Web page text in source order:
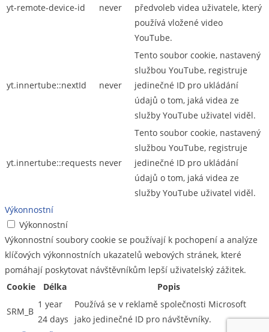
yt-remote-device-id never
předvoleb videa uživatele, který
používá vložené video
YouTube.
yt.innertube::nextId never
Tento soubor cookie, nastavený
službou YouTube, registruje
jedinečné ID pro ukládání
údajů o tom, jaká videa ze
služby YouTube uživatel viděl.
yt.innertube::requests never
Tento soubor cookie, nastavený
službou YouTube, registruje
jedinečné ID pro ukládání
údajů o tom, jaká videa ze
služby YouTube uživatel viděl.
Výkonnostní
Výkonnostní
Výkonnostní soubory cookie se používají k pochopení a analýze
klíčových výkonnostních ukazatelů webových stránek, které
pomáhají poskytovat návštěvníkům lepší uživatelský zážitek.
Cookie
Délka Popis
SRM_B
1 year
24 days
Používá se v reklamě společnosti Microsoft
jako jedinečné ID pro návštěvníky.